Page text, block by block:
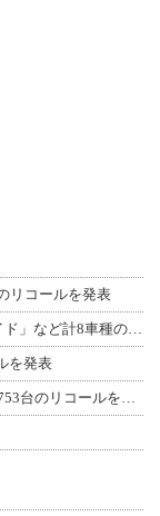
リコールを発表
を発表